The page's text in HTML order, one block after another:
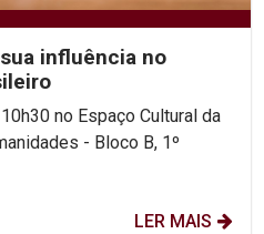
influência no
no Espaço Cultural da
- Bloco B, 1º
LER MAIS